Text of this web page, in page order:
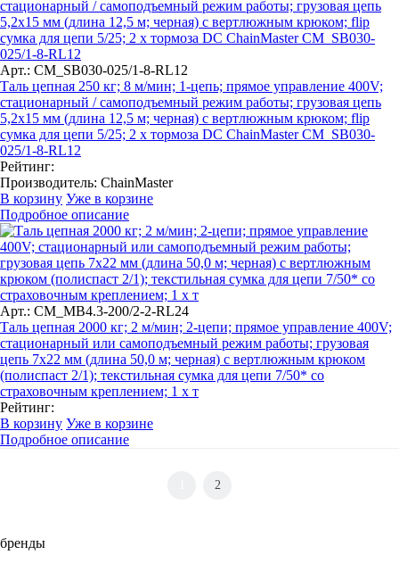
Арт.: CM_SB030-025/1-8-RL12
Таль цепная 250 кг; 8 м/мин; 1-цепь; прямое управление 400V;
стационарный / самоподъемный режим работы; грузовая цепь
5,2х15 мм (длина 12,5 м; черная) с вертлюжным крюком; flip
сумка для цепи 5/25; 2 x тормоза DC ChainMaster CM_SB030-
025/1-8-RL12
Рейтинг:
Производитель: ChainMaster
В корзину Уже в корзине
Подробное описание
Арт.: CM_MB4.3-200/2-2-RL24
Таль цепная 2000 кг; 2 м/мин; 2-цепи; прямое управление 400V;
стационарный или самоподъемный режим работы; грузовая
цепь 7х22 мм (длина 50,0 м; черная) с вертлюжным крюком
(полиспаст 2/1); текстильная сумка для цепи 7/50* со
страховочным креплением; 1 x т
Рейтинг:
В корзину Уже в корзине
Подробное описание
2
бренды